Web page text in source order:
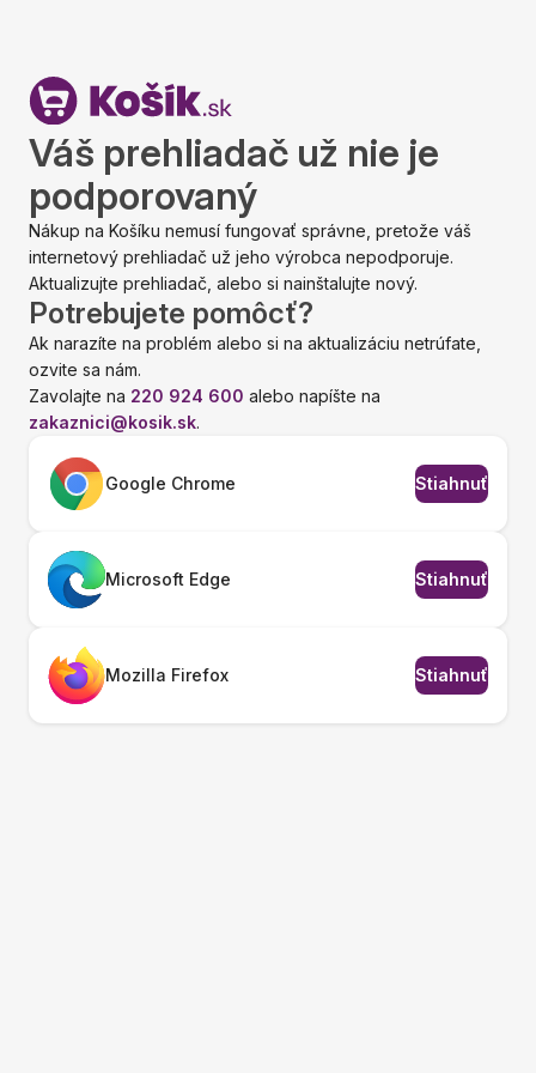
Váš prehliadač už nie je
podporovaný
Nákup na Košíku nemusí fungovať správne, pretože váš
internetový prehliadač už jeho výrobca nepodporuje.
Aktualizujte prehliadač, alebo si nainštalujte nový.
Potrebujete pomôcť?
Ak narazíte na problém alebo si na aktualizáciu netrúfate,
ozvite sa nám.
Zavolajte na 220 924 600 alebo napíšte na
zakaznici@kosik.sk.
Google Chrome Stiahnuť
Microsoft Edge Stiahnuť
Mozilla Firefox Stiahnuť